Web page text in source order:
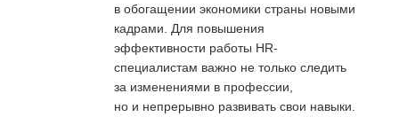
в обогащении экономики страны новыми
кадрами. Для повышения
эффективности работы HR-
специалистам важно не только следить
за изменениями в профессии,
но и непрерывно развивать свои навыки.